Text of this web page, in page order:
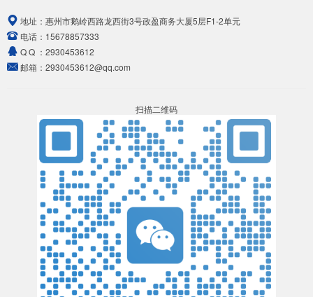
地址： 惠州市鹅岭西路龙西街3号政盈商务大厦5层F1-2单元
电话： 15678857333
Q Q ： 2930453612
邮箱： 2930453612@qq.com
扫描二维码